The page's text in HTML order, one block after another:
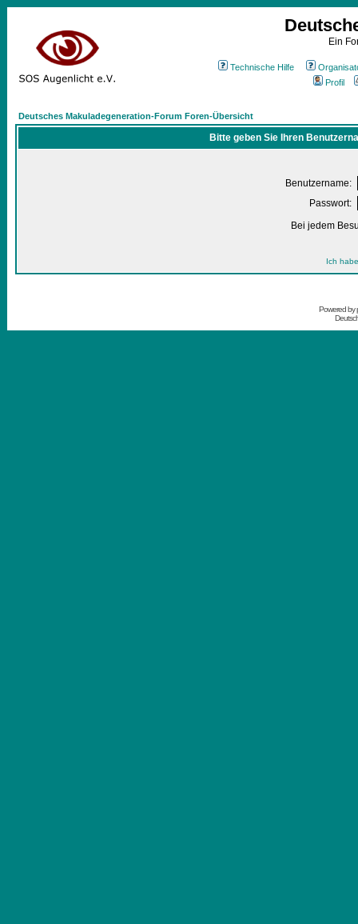
Ein
Technische Hilfe
Profil
Deutsches Makuladegeneration-Forum Foren-Übersicht
Bitte geben Sie Ihren
Benutzername:
Passwort:
Bei jedem
Ich
Powered by